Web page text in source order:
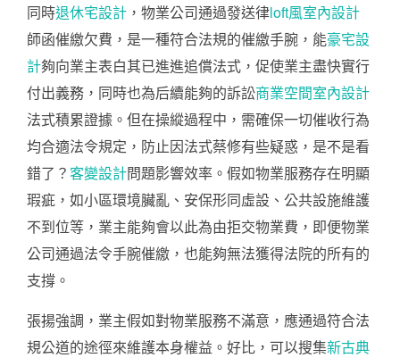
同時退休宅設計 ，物業公司通過發送律loft風室內設計
師函催繳欠費，是一種符合法規的催繳手腕，能豪宅設
計夠向業主表白其已進進追償法式，促使業主盡快實行
付出義務，同時也為后續能夠的訴訟商業空間室內設計
法式積累證據。但在操縱過程中，需確保一切催收行為
均合適法令規定，防止因法式蔡修有些疑惑，是不是看
錯了？客變設計問題影響效率。假如物業服務存在明顯
瑕疵，如小區環境臟亂、安保形同虛設、公共設施維護
不到位等，業主能夠會以此為由拒交物業費，即便物業
公司通過法令手腕催繳，也能夠無法獲得法院的所有的
支撐。
張揚強調，業主假如對物業服務不滿意，應通過符合法
規公道的途徑來維護本身權益。好比，可以搜集新古典